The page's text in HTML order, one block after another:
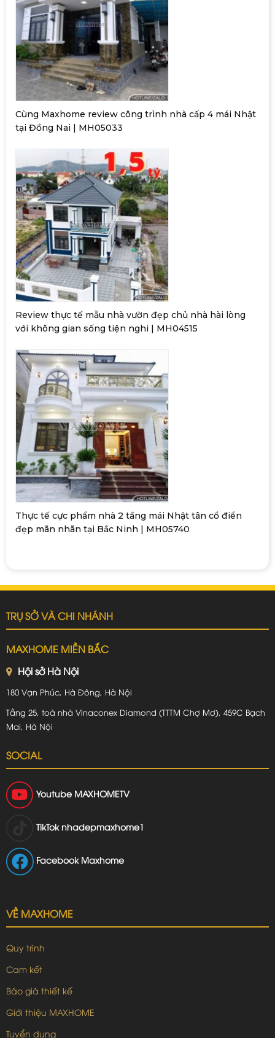
Cùng Maxhome review công trình nhà cấp 4 mái Nhật
tại Đồng Nai | MH05033
Review thực tế mẫu nhà vườn đẹp chủ nhà hài lòng
với không gian sống tiện nghi | MH04515
Thực tế cực phẩm nhà 2 tầng mái Nhật tân cổ điển
đẹp mãn nhãn tại Bắc Ninh | MH05740
TRỤ SỞ VÀ CHI NHÁNH
MAXHOME MIỀN BẮC
Hội sở Hà Nội
180 Vạn Phúc, Hà Đông, Hà Nội
Tầng 25, toà nhà Vinaconex Diamond (TTTM Chợ Mơ), 459C Bạch
Mai, Hà Nội
SOCIAL
Youtube MAXHOMETV
TikTok nhadepmaxhome1
Facebook Maxhome
VỀ MAXHOME
Quy trình
Cam kết
Báo giá thiết kế
Giới thiệu MAXHOME
Tuyển dụng